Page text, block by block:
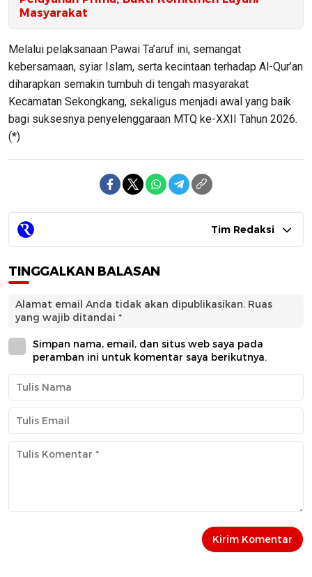
Masyarakat
Melalui pelaksanaan Pawai Ta’aruf ini, semangat
kebersamaan, syiar Islam, serta kecintaan terhadap Al-Qur’an
diharapkan semakin tumbuh di tengah masyarakat
Kecamatan Sekongkang, sekaligus menjadi awal yang baik
bagi suksesnya penyelenggaraan MTQ ke-XXII Tahun 2026.
(*)
Tim Redaksi
TINGGALKAN BALASAN
Alamat email Anda tidak akan dipublikasikan. Ruas
yang wajib ditandai *
Simpan nama, email, dan situs web saya pada
peramban ini untuk komentar saya berikutnya.